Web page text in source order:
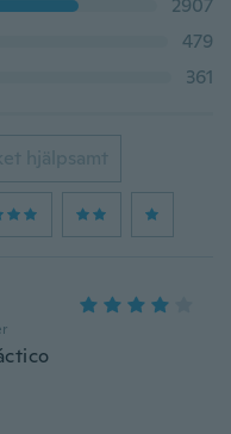
2907
479
361
hjälpsamt